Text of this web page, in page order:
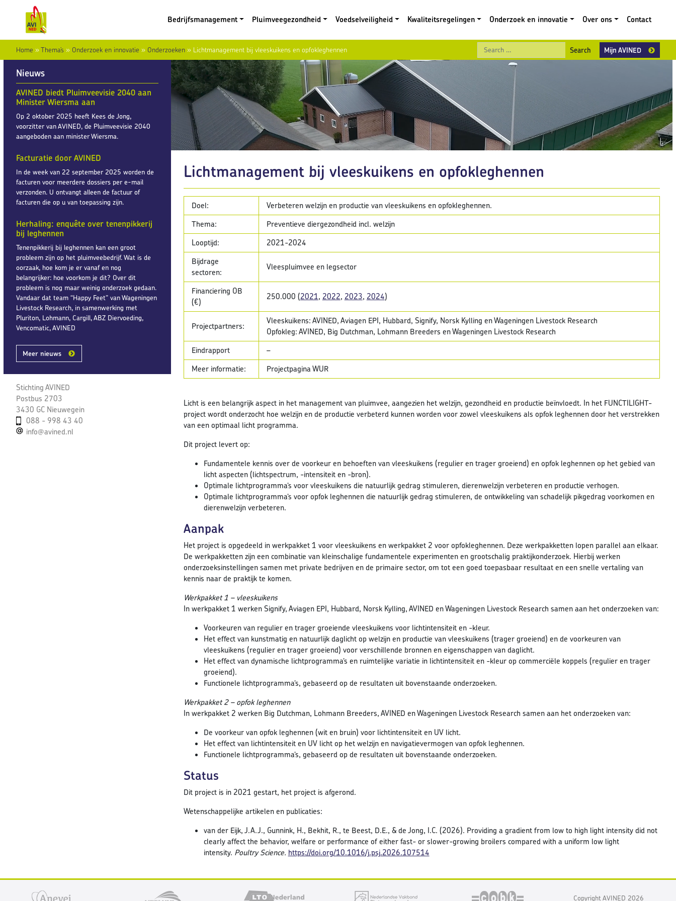
Bedrijfsmanagement
Pluimveegezondheid Voedselveiligheid Kwaliteitsregelingen Onderzoek en innovatie Over ons Contact
Home »Thema’s » Onderzoek en innovatie » Onderzoeken » Lichtmanagement bij vleeskuikens en opfokleghennen Search
Mijn AVINED
Nieuws
AVINED biedt Pluimveevisie 2040 aan
Minister Wiersma aan
Op 2 oktober 2025 heeft Kees de Jong,
voorzitter van AVINED, de Pluimveevisie 2040
aangeboden aan minister Wiersma.
Facturatie door AVINED
In de week van 22 september 2025 worden de
facturen voor meerdere dossiers per e-mail
verzonden. U ontvangt alleen de factuur of
facturen die op u van toepassing zijn.
Herhaling: enquête over tenenpikkerij
bij leghennen
Tenenpikkerij bij leghennen kan een groot
probleem zijn op het pluimveebedrijf. Wat is de
oorzaak, hoe kom je er vanaf en nog
belangrijker: hoe voorkom je dit? Over dit
probleem is nog maar weinig onderzoek gedaan.
Vandaar dat team “Happy Feet” van Wageningen
Livestock Research, in samenwerking met
Pluriton, Lohmann, Cargill, ABZ Diervoeding,
Vencomatic, AVINED
Meer nieuws
Stichting AVINED
Postbus 2703
3430 GC Nieuwegein
088 - 998 43 40
info@avined.nl
Lichtmanagement bij vleeskuikens en opfokleghennen
Doel:
Verbeteren welzijn en productie van vleeskuikens en opfokleghennen.
Thema:
Preventieve diergezondheid incl. welzijn
Looptijd:
2021-2024
Bijdrage
sectoren:
Vleespluimvee en legsector
Financiering OB
(€)
250.000 (2021, 2022, 2023, 2024)
Projectpartners:
Vleeskuikens: AVINED, Aviagen EPI, Hubbard, Signify, Norsk Kylling en Wageningen Livestock Research
Opfokleg: AVINED, Big Dutchman, Lohmann Breeders en Wageningen Livestock Research
Eindrapport
–
Meer informatie:
Projectpagina WUR
Licht is een belangrijk aspect in het management van pluimvee, aangezien het welzijn, gezondheid en productie beïnvloedt. In het FUNCTILIGHT-
project wordt onderzocht hoe welzijn en de productie verbeterd kunnen worden voor zowel vleeskuikens als opfok leghennen door het verstrekken
van een optimaal licht programma.
Dit project levert op:
Fundamentele kennis over de voorkeur en behoeften van vleeskuikens (regulier en trager groeiend) en opfok leghennen op het gebied van
licht aspecten (lichtspectrum, -intensiteit en -bron).
Optimale lichtprogramma’s voor vleeskuikens die natuurlijk gedrag stimuleren, dierenwelzijn verbeteren en productie verhogen.
Optimale lichtprogramma’s voor opfok leghennen die natuurlijk gedrag stimuleren, de ontwikkeling van schadelijk pikgedrag voorkomen en
dierenwelzijn verbeteren.
Aanpak
Het project is opgedeeld in werkpakket 1 voor vleeskuikens en werkpakket 2 voor opfokleghennen. Deze werkpakketten lopen parallel aan elkaar.
De werkpakketten zijn een combinatie van kleinschalige fundamentele experimenten en grootschalig praktijkonderzoek. Hierbij werken
onderzoeksinstellingen samen met private bedrijven en de primaire sector, om tot een goed toepasbaar resultaat en een snelle vertaling van
kennis naar de praktijk te komen.
Werkpakket 1 – vleeskuikens
In werkpakket 1 werken Signify, Aviagen EPI, Hubbard, Norsk Kylling, AVINED en Wageningen Livestock Research samen aan het onderzoeken van:
Voorkeuren van regulier en trager groeiende vleeskuikens voor lichtintensiteit en -kleur.
Het effect van kunstmatig en natuurlijk daglicht op welzijn en productie van vleeskuikens (trager groeiend) en de voorkeuren van
vleeskuikens (regulier en trager groeiend) voor verschillende bronnen en eigenschappen van daglicht.
Het effect van dynamische lichtprogramma’s en ruimtelijke variatie in lichtintensiteit en -kleur op commerciële koppels (regulier en trager
groeiend).
Functionele lichtprogramma’s, gebaseerd op de resultaten uit bovenstaande onderzoeken.
Werkpakket 2 – opfok leghennen
In werkpakket 2 werken Big Dutchman, Lohmann Breeders, AVINED en Wageningen Livestock Research samen aan het onderzoeken van:
De voorkeur van opfok leghennen (wit en bruin) voor lichtintensiteit en UV licht.
Het effect van lichtintensiteit en UV licht op het welzijn en navigatievermogen van opfok leghennen.
Functionele lichtprogramma’s, gebaseerd op de resultaten uit bovenstaande onderzoeken.
Status
Dit project is in 2021 gestart, het project is afgerond.
Wetenschappelijke artikelen en publicaties:
van der Eijk, J.A.J., Gunnink, H., Bekhit, R., te Beest, D.E., & de Jong, I.C. (2026). Providing a gradient from low to high light intensity did not
clearly affect the behavior, welfare or performance of either fast- or slower-growing broilers compared with a uniform low light
intensity. Poultry Science. https://doi.org/10.1016/j.psj.2026.107514
Copyright AVINED 2026